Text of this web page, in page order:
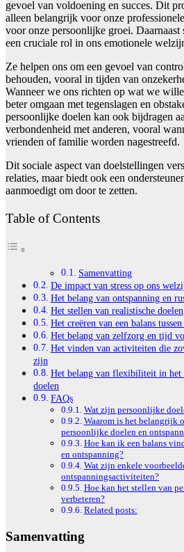
gevoel van voldoening en succes. Dit
alleen belangrijk voor onze
voor onze persoonlijke groei.
een cruciale rol in ons emotionele
Ze helpen ons om een gevoel van
behouden, vooral in tijden van
Wanneer we ons richten op wat we
beter omgaan met tegenslagen en
persoonlijke doelen kan ook bijdragen
verbondenheid met anderen, vooral
vrienden of familie worden nagestreefd.
Dit sociale aspect van doelstellingen
relaties, maar biedt ook een
aanmoedigt om door te zetten.
Table of Contents
Samenvatting
De impact van stress op ons
Het belang van ontspanning en
Het stellen van realistische doelen
Het creëren van een balans
Het belang van zelfzorg en tijd
Het vinden van activiteiten die
zijn
Het belang van flexibiliteit in het
doelen
FAQs
Wat zijn persoonlijke
Waarom is het belangrijk
persoonlijke doelen en
Hoe kan ik een balans
en ontspanning?
Wat zijn enkele
ontspanningsactiviteiten?
Hoe kan het stellen van
verbeteren?
Related posts:
Samenvatting